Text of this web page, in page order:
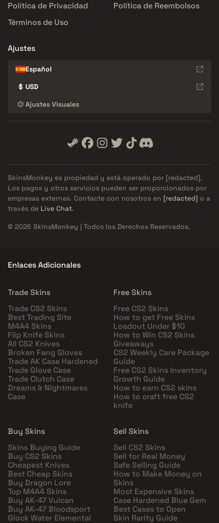
Política de Privacidad
Política de Reembolsos
Términos de Uso
Ajustes
Español
$ USD
Ajustes Visuales
SkinsMonkey es propiedad y está operado por [redacted].
Los pagos y otros servicios pueden ser proporcionados por
empresas externas. Contacte con nosotros en [redacted] o a
través de Live Chat.
© 2026 SkinsMonkey | Todos los Derechos Reservados.
Enlaces Adicionales
Trade Skins
Trade CS2 Skins
Best Trading Site
M4A4 Skins
Flip Knife Skins
All CS2 Knives
Broken Fang Gloves
Trade AK Case Hardened
Trade Glove Case
Trade Clutch Case
Dreams & Nightmares
Case
Free Skins
Free CS2 Skins
How to get Free Skins
Loadout Under $10
How to Win CS2 Skins
Giveaways
CS2 Weekly Care Package
Guide
Free CS2 Skins Inventory
Growth Guide
How to earn CS2 skins
How to craft free CS2
knife
Buy Skins
Skins Buying Guide
Buy CS2 Skins
Cheapest Knives
Best Cheap Skins
Buy Dragon Lore
Top M4A4 Skins
Buy AK-47 Vulcan
Buy AK-47 Bloodsport
Glock Water Elemental
Sell Skins
Sell CS2 Skins
Sell for Real Money
Safe Selling Guide
How to Make Money on
Skins
Most Expensive Skins
Case Hardened Blue Gem
Best Cases to Open
Skin Rarity Guide